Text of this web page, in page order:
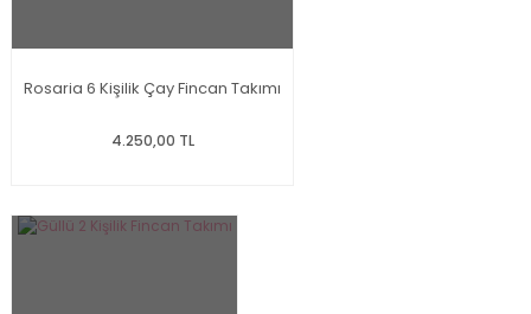
Rosaria 6 Kişilik Çay Fincan Takımı
4.250,00 TL